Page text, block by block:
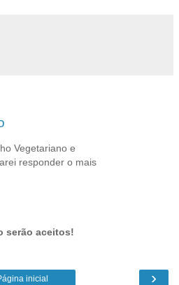
Vegetariano e
responder o mais
serão aceitos!
›
inicial